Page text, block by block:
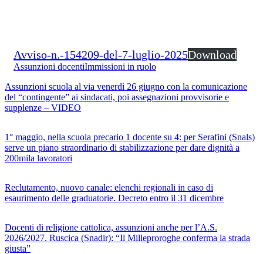
Avviso-n.-154209-del-7-luglio-2025Download
Assunzioni docentiImmissioni in ruolo
Assunzioni scuola al via venerdì 26 giugno con la comunicazione
del “contingente” ai sindacati, poi assegnazioni provvisorie e
supplenze – VIDEO
1° maggio, nella scuola precario 1 docente su 4: per Serafini (Snals)
serve un piano straordinario di stabilizzazione per dare dignità a
200mila lavoratori
Reclutamento, nuovo canale: elenchi regionali in caso di
esaurimento delle graduatorie. Decreto entro il 31 dicembre
Docenti di religione cattolica, assunzioni anche per l’A.S.
2026/2027. Ruscica (Snadir): “Il Milleproroghe conferma la strada
giusta”